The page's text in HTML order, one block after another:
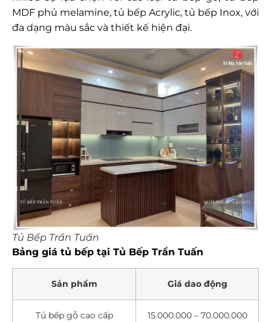
MDF phủ melamine, tủ bếp Acrylic, tủ bếp Inox, với
đa dạng màu sắc và thiết kế hiện đại.
Tủ Bếp Trần Tuấn
Bảng giá tủ bếp tại Tủ Bếp Trần Tuấn
Sản phẩm Giá dao động
Tủ bếp gỗ cao cấp
15.000.000 – 70.000.000